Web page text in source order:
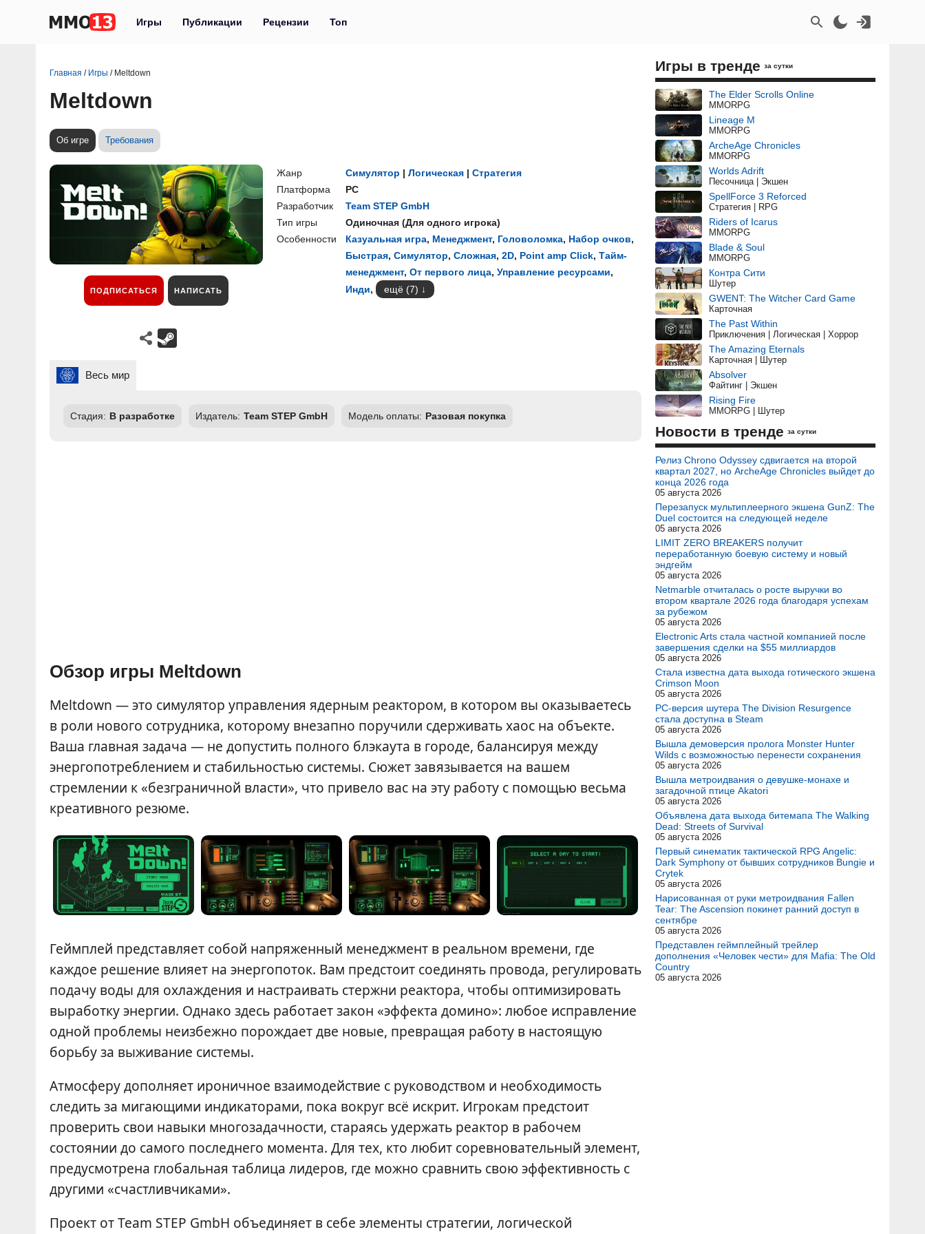
Игры Публикации Рецензии Топ
Главная / Игры / Meltdown
Meltdown
Об игре Требования
ПОДПИСАТЬСЯ НАПИСАТЬ
Жанр Симулятор | Логическая | Стратегия
Платформа
PC
Разработчик
Team STEP GmbH
Тип игры
Одиночная (Для одного игрока)
Особенности
Казуальная игра, Менеджмент, Головоломка, Набор очков,
Быстрая, Симулятор, Сложная, 2D, Point amp Click, Тайм-
менеджмент, От первого лица, Управление ресурсами,
Инди, ещё (7)
Весь мир
Стадия: В разработке Издатель: Team STEP GmbH Модель оплаты: Разовая покупка
Обзор игры Meltdown
Meltdown — это симулятор управления ядерным реактором, в котором вы оказываетесь
в роли нового сотрудника, которому внезапно поручили сдерживать хаос на объекте.
Ваша главная задача — не допустить полного блэкаута в городе, балансируя между
энергопотреблением и стабильностью системы. Сюжет завязывается на вашем
стремлении к «безграничной власти», что привело вас на эту работу с помощью весьма
креативного резюме.
Геймплей представляет собой напряженный менеджмент в реальном времени, где
каждое решение влияет на энергопоток. Вам предстоит соединять провода, регулировать
подачу воды для охлаждения и настраивать стержни реактора, чтобы оптимизировать
выработку энергии. Однако здесь работает закон «эффекта домино»: любое исправление
одной проблемы неизбежно порождает две новые, превращая работу в настоящую
борьбу за выживание системы.
Атмосферу дополняет ироничное взаимодействие с руководством и необходимость
следить за мигающими индикаторами, пока вокруг всё искрит. Игрокам предстоит
проверить свои навыки многозадачности, стараясь удержать реактор в рабочем
состоянии до самого последнего момента. Для тех, кто любит соревновательный элемент,
предусмотрена глобальная таблица лидеров, где можно сравнить свою эффективность с
другими «счастливчиками».
Проект от Team STEP GmbH объединяет в себе элементы стратегии, логической
Игры в тренде за сутки
The Elder Scrolls Online
MMORPG
Lineage M
MMORPG
ArcheAge Chronicles
MMORPG
Worlds Adrift
Песочница | Экшен
SpellForce 3 Reforced
Стратегия | RPG
Riders of Icarus
MMORPG
Blade & Soul
MMORPG
Контра Сити
Шутер
GWENT: The Witcher Card Game
Карточная
The Past Within
Приключения | Логическая | Хоррор
The Amazing Eternals
Карточная | Шутер
Absolver
Файтинг | Экшен
Rising Fire
MMORPG | Шутер
Новости в тренде за сутки
Релиз Chrono Odyssey сдвигается на второй
квартал 2027, но ArcheAge Chronicles выйдет до
конца 2026 года
05 августа 2026
Перезапуск мультиплеерного экшена GunZ: The
Duel состоится на следующей неделе
05 августа 2026
LIMIT ZERO BREAKERS получит
переработанную боевую систему и новый
эндгейм
05 августа 2026
Netmarble отчиталась о росте выручки во
втором квартале 2026 года благодаря успехам
за рубежом
05 августа 2026
Electronic Arts стала частной компанией после
завершения сделки на $55 миллиардов
05 августа 2026
Стала известна дата выхода готического экшена
Crimson Moon
05 августа 2026
PC-версия шутера The Division Resurgence
стала доступна в Steam
05 августа 2026
Вышла демоверсия пролога Monster Hunter
Wilds с возможностью перенести сохранения
05 августа 2026
Вышла метроидвания о девушке-монахе и
загадочной птице Akatori
05 августа 2026
Объявлена дата выхода битемапа The Walking
Dead: Streets of Survival
05 августа 2026
Первый синематик тактической RPG Angelic:
Dark Symphony от бывших сотрудников Bungie и
Crytek
05 августа 2026
Нарисованная от руки метроидвания Fallen
Tear: The Ascension покинет ранний доступ в
сентябре
05 августа 2026
Представлен геймплейный трейлер
дополнения «Человек чести» для Mafia: The Old
Country
05 августа 2026